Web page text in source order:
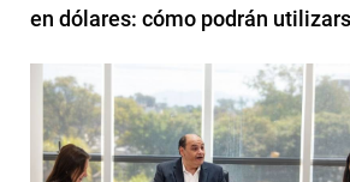
en dólares: cómo podrán